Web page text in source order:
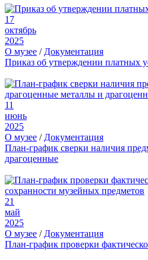
17
октябрь
2025
О музее / Документация
Приказ об утверждении платных
11
июнь
2025
О музее / Документация
План-график сверки наличия
драгоценные
21
май
2025
О музее / Документация
План-график проверки